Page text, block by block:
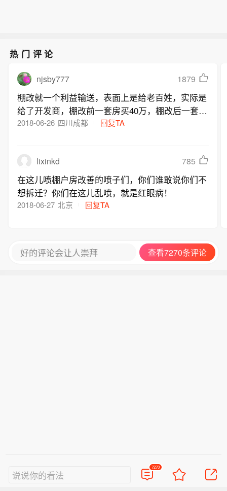
热门评论
njsby777 1879
棚改就一个利益输送，表面上是给老百姓，实际是
给了开发商，棚改前一套房买40万，棚改后一套房
买60万，开发商净挣20万，老百姓还是只有一套
2018-06-26 四川成都 回复TA
lixinkd 785
在这儿喷棚户房改善的喷子们，你们谁敢说你们不
想拆迁？你们在这儿乱喷，就是红眼病！
2018-06-27 北京 回复TA
好的评论会让人崇拜 查看7270条评论
说说你的看法
7270